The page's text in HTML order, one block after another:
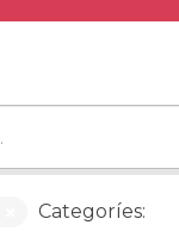
Categoríes: